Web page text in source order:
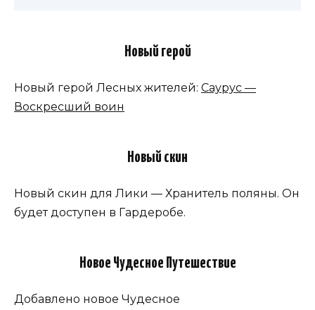
Новый герой
Новый герой Лесных жителей: Саурус —
Воскресший воин
Новый скин
Новый скин для Лики — Хранитель поляны. Он
будет доступен в Гардеробе.
Новое Чудесное Путешествие
Добавлено новое Чудесное